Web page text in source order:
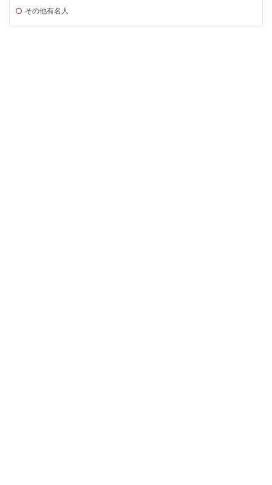
その他有名人